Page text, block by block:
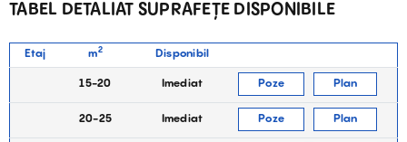
TABEL DETALIAT SUPRAFEȚE DISPONIBILE
Etaj m2 Disponibil
15-20 Imediat Poze Plan
20-25 Imediat Poze Plan